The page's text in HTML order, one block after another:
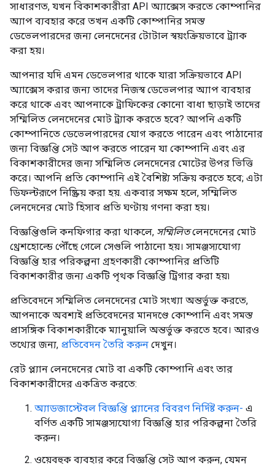
সাধারণত, যখন বিকাশকারীরা API অ্যাক্সেস করতে কোম্পানির
অ্যাপ ব্যবহার করে তখন একটি কোম্পানির সমস্ত
ডেভেলপারদের জন্য লেনদেনের টোটাল স্বয়ংক্রিয়ভাবে ট্র্যাক
করা হয়।
আপনার যদি এমন ডেভেলপার থাকে যারা সক্রিয়ভাবে API
অ্যাক্সেস করার জন্য তাদের নিজস্ব ডেভেলপার অ্যাপ ব্যবহার
করে থাকে এবং আপনাকে ট্রাফিকের কোনো বাধা ছাড়াই তাদের
সম্মিলিত লেনদেনের মোট ট্র্যাক করতে হবে? আপনি একটি
কোম্পানিতে ডেভেলপারদের যোগ করতে পারেন এবং পাঠানোর
জন্য বিজ্ঞপ্তি সেট আপ করতে পারেন যা কোম্পানি এবং এর
বিকাশকারীদের জন্য সম্মিলিত লেনদেনের মোটের উপর ভিত্তি
করে। আপনি প্রতি কোম্পানি এই বৈশিষ্ট্য সক্রিয় করতে হবে; এটা
ডিফল্টরূপে নিষ্ক্রিয় করা হয়. একবার সক্ষম হলে, সম্মিলিত
লেনদেনের মোট হিসাব প্রতি ঘণ্টায় গণনা করা হয়।
বিজ্ঞপ্তিগুলি কনফিগার করা থাকলে, সম্মিলিতলেনদেনের মোট
থ্রেশহোল্ডে পৌঁছে গেলে সেগুলি পাঠানো হয়। সামঞ্জস্যযোগ্য
বিজ্ঞপ্তি হার পরিকল্পনা গ্রহণকারী কোম্পানির প্রতিটি
বিকাশকারীর জন্য একটি পৃথক বিজ্ঞপ্তি ট্রিগার করা হয়৷
প্রতিবেদনে সম্মিলিত লেনদেনের মোট সংখ্যা অন্তর্ভুক্ত করতে,
আপনাকে অবশ্যই প্রতিবেদনের মানদণ্ডে কোম্পানি এবং সমস্ত
প্রাসঙ্গিক বিকাশকারীকে ম্যানুয়ালি অন্তর্ভুক্ত করতে হবে। আরও
তথ্যের জন্য, প্রতিবেদন তৈরি করুন দেখুন।
রেট প্ল্যান লেনদেনের মোট বা একটি কোম্পানি এবং তার
বিকাশকারীদের একত্রিত করতে:
অ্যাডজাস্টেবল বিজ্ঞপ্তি প্ল্যানের বিবরণ নির্দিষ্ট করুন- এ
বর্ণিত একটি সামঞ্জস্যযোগ্য বিজ্ঞপ্তি হার পরিকল্পনা তৈরি
করুন।
ওয়েবহুক ব্যবহার করে বিজ্ঞপ্তি সেট আপ করুন, যেমন